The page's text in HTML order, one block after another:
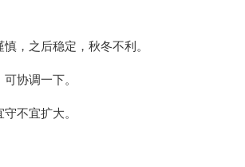
，之后稳定，秋冬不利。
协调一下。
不宜扩大。